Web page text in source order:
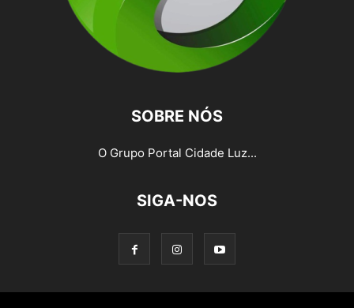
SOBRE NÓS
O Grupo Portal Cidade Luz...
SIGA-NOS